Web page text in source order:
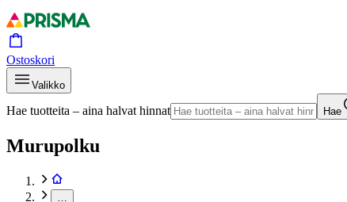
Ostoskori
Valikko
Hae tuotteita – aina halvat hinnat Hae
Murupolku